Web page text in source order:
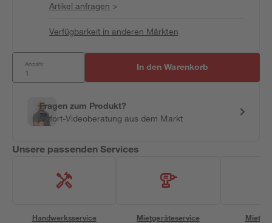
Artikel anfragen >
Verfügbarkeit in anderen Märkten
Anzahl: In den Warenkorb
Fragen zum Produkt?
Sofort-Videoberatung aus dem Markt
Unsere passenden Services
Handwerksservice Mietgeräteservice